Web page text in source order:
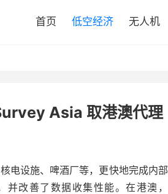
首页 低空经济 无人机
Asia 取港澳代理
电设施、啤酒厂等，更快地完成内部
改善了数据收集性能。在港澳，